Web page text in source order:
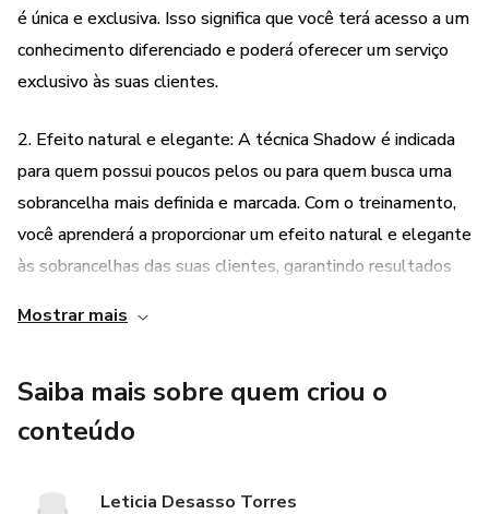
é única e exclusiva. Isso significa que você terá acesso a um
conhecimento diferenciado e poderá oferecer um serviço
exclusivo às suas clientes.
2. Efeito natural e elegante: A técnica Shadow é indicada
para quem possui poucos pelos ou para quem busca uma
sobrancelha mais definida e marcada. Com o treinamento,
você aprenderá a proporcionar um efeito natural e elegante
às sobrancelhas das suas clientes, garantindo resultados
está em constante crescimento, tanto no mercado nacional
quanto no mercado internacional. Ao se especializar nessa
Mostrar mais
Saiba mais sobre quem criou o
conteúdo
Leticia Desasso Torres